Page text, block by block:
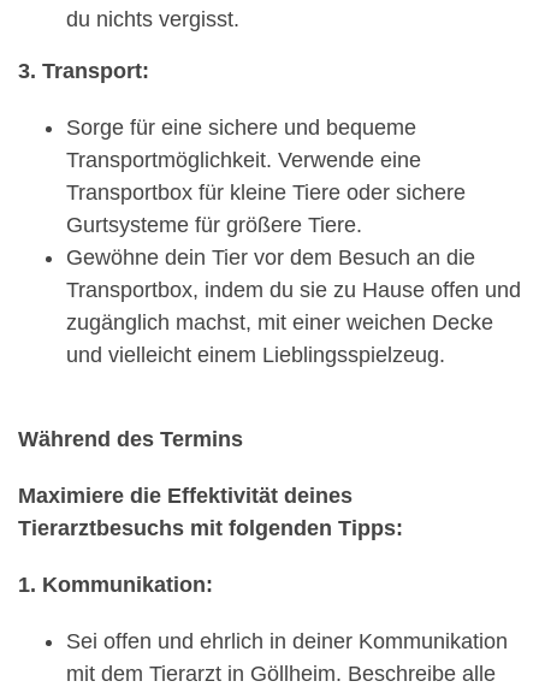
du nichts vergisst.
3. Transport:
Sorge für eine sichere und bequeme
Transportmöglichkeit. Verwende eine
Transportbox für kleine Tiere oder sichere
Gurtsysteme für größere Tiere.
Gewöhne dein Tier vor dem Besuch an die
Transportbox, indem du sie zu Hause offen und
zugänglich machst, mit einer weichen Decke
und vielleicht einem Lieblingsspielzeug.
Während des Termins
Maximiere die Effektivität deines
Tierarztbesuchs mit folgenden Tipps:
1. Kommunikation:
Sei offen und ehrlich in deiner Kommunikation
mit dem Tierarzt in Göllheim. Beschreibe alle